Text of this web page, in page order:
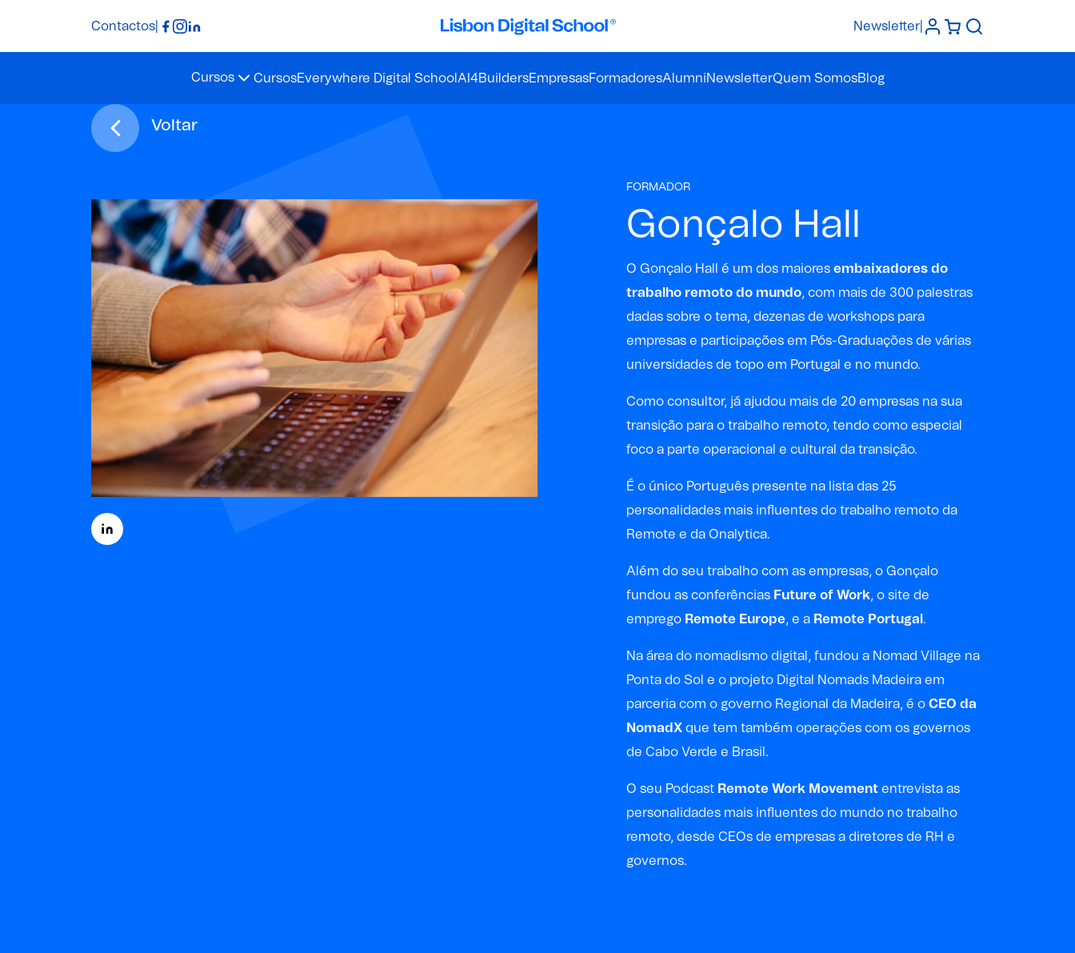
Contactos Newsletter
Cursos CursosEverywhere Digital School AI4BuildersEmpresasFormadoresAlumniNewsletterQuem SomosBlog
Voltar
FORMADOR
Gonçalo Hall
O Gonçalo Hall é um dos maiores embaixadores do
trabalho remoto do mundo, com mais de 300 palestras
dadas sobre o tema, dezenas de workshops para
empresas e participações em Pós-Graduações de várias
universidades de topo em Portugal e no mundo.
Como consultor, já ajudou mais de 20 empresas na sua
transição para o trabalho remoto, tendo como especial
foco a parte operacional e cultural da transição.
É o único Português presente na lista das 25
personalidades mais influentes do trabalho remoto da
Remote e da Onalytica.
Além do seu trabalho com as empresas, o Gonçalo
fundou as conferências Future of Work, o site de
emprego Remote Europe, e a Remote Portugal .
Na área do nomadismo digital, fundou a Nomad Village na
Ponta do Sol e o projeto Digital Nomads Madeira em
parceria com o governo Regional da Madeira, é o CEO da
NomadX que tem também operações com os governos
de Cabo Verde e Brasil.
O seu Podcast Remote Work Movement entrevista as
personalidades mais influentes do mundo no trabalho
remoto, desde CEOs de empresas a diretores de RH e
governos.